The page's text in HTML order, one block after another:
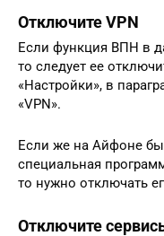
Отключите VPN
Если функция ВПН в
то следует ее
«Настройки», в
«VPN».
Если же на Айфоне
специальная
то нужно отключать
Отключите